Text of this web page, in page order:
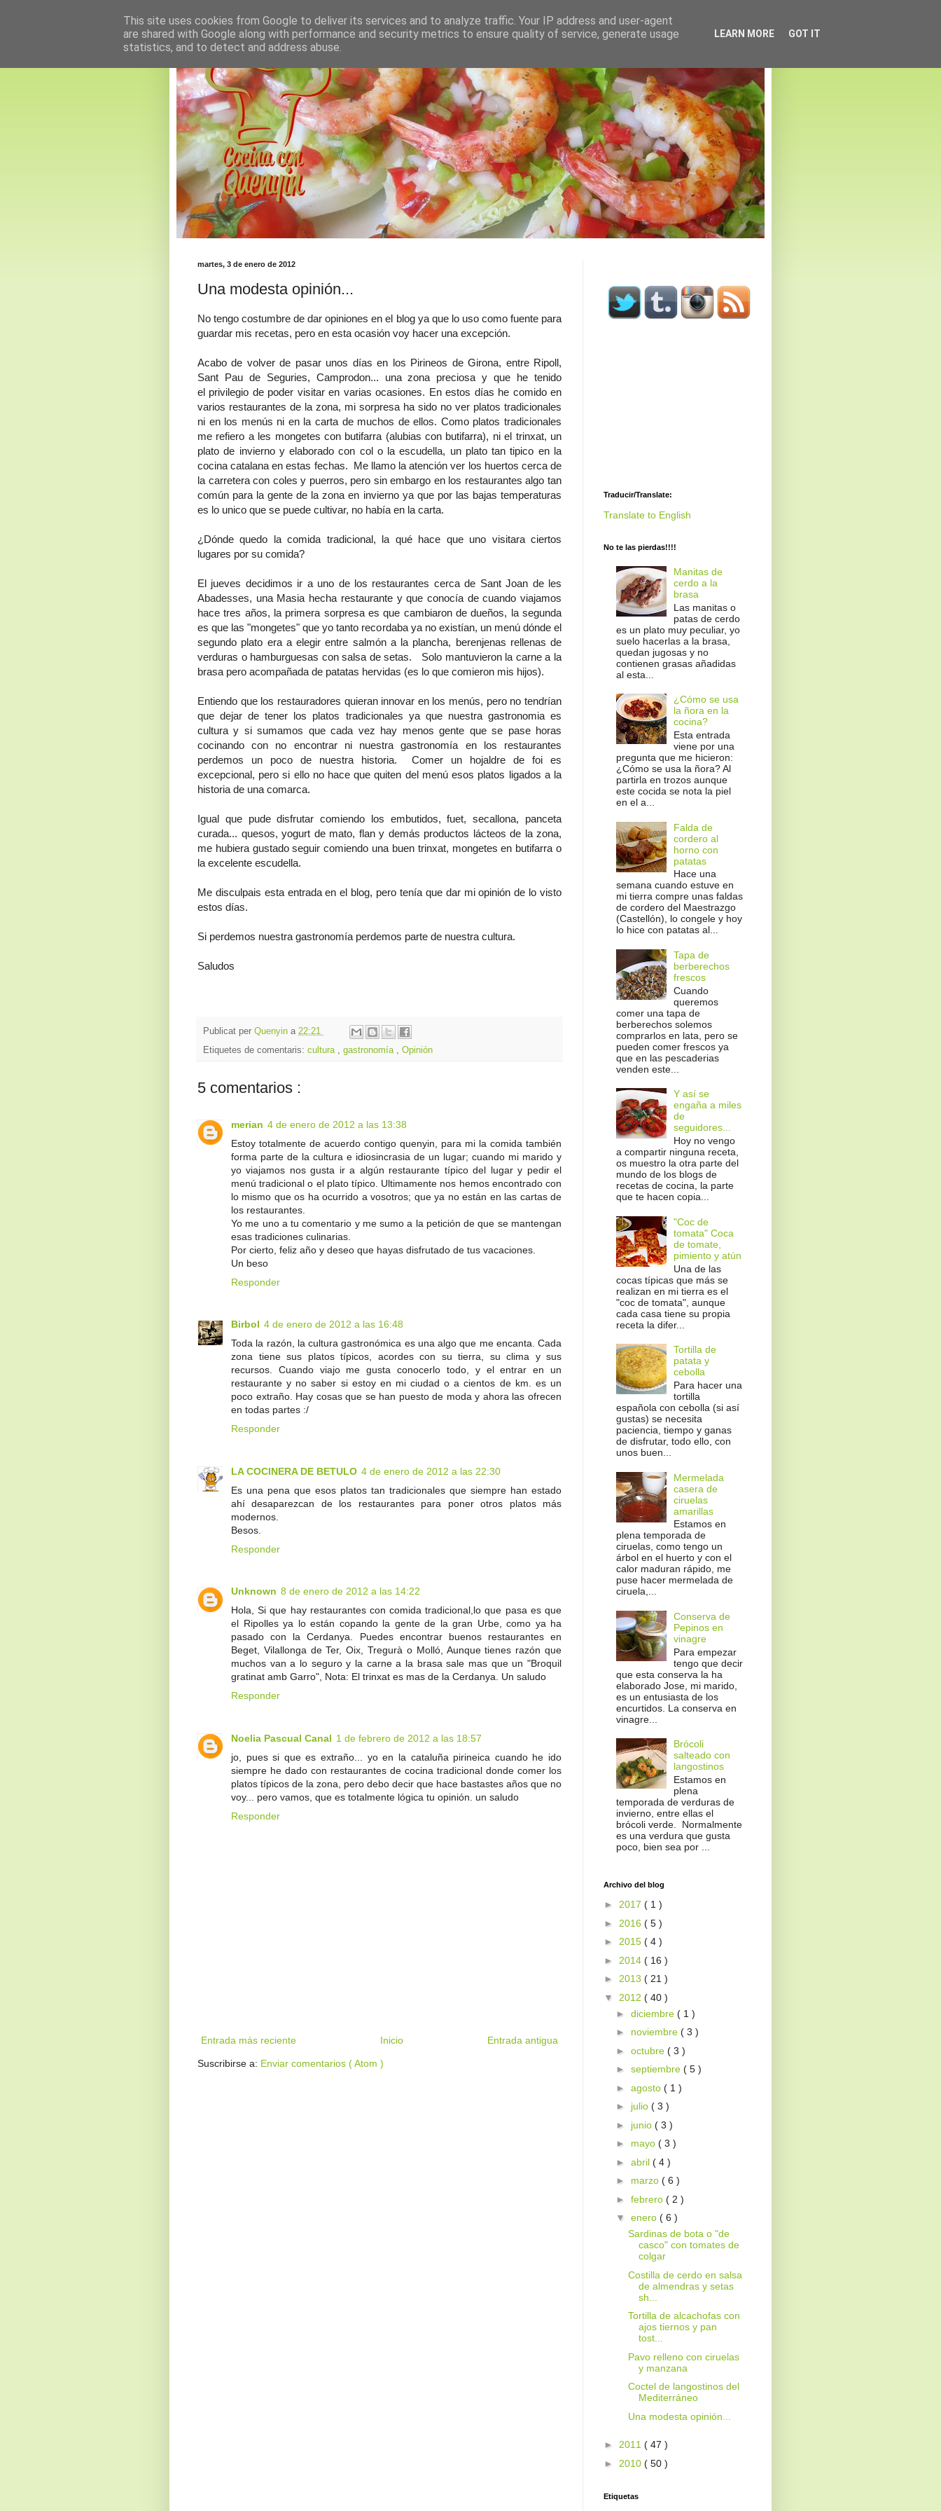
martes, 3 de enero de 2012
Una modesta opinión...
No tengo costumbre de dar opiniones en el blog ya que lo uso como fuente para
guardar mis recetas, pero en esta ocasión voy hacer una excepción.
Acabo de volver de pasar unos días en los Pirineos de Girona, entre Ripoll,
Sant Pau de Seguries, Camprodon... una zona preciosa y que he tenido
el privilegio de poder visitar en varias ocasiones. En estos días he comido en
varios restaurantes de la zona, mi sorpresa ha sido no ver platos tradicionales
ni en los menús ni en la carta de muchos de ellos. Como platos tradicionales
me refiero a les mongetes con butifarra (alubias con butifarra), ni el trinxat, un
plato de invierno y elaborado con col o la escudella, un plato tan tipico en la
cocina catalana en estas fechas. Me llamo la atención ver los huertos cerca de
la carretera con coles y puerros, pero sin embargo en los restaurantes algo tan
común para la gente de la zona en invierno ya que por las bajas temperaturas
es lo unico que se puede cultivar, no había en la carta.
¿Dónde quedo la comida tradicional, la qué hace que uno visitara ciertos
lugares por su comida?
El jueves decidimos ir a uno de los restaurantes cerca de Sant Joan de les
Abadesses, una Masia hecha restaurante y que conocía de cuando viajamos
hace tres años, la primera sorpresa es que cambiaron de dueños, la segunda
es que las "mongetes" que yo tanto recordaba ya no existían, un menú dónde el
segundo plato era a elegir entre salmón a la plancha, berenjenas rellenas de
verduras o hamburguesas con salsa de setas. Solo mantuvieron la carne a la
brasa pero acompañada de patatas hervidas (es lo que comieron mis hijos).
Entiendo que los restauradores quieran innovar en los menús, pero no tendrían
que dejar de tener los platos tradicionales ya que nuestra gastronomia es
cultura y si sumamos que cada vez hay menos gente que se pase horas
cocinando con no encontrar ni nuestra gastronomía en los restaurantes
perdemos un poco de nuestra historia. Comer un hojaldre de foi es
excepcional, pero si ello no hace que quiten del menú esos platos ligados a la
historia de una comarca.
Igual que pude disfrutar comiendo los embutidos, fuet, secallona, panceta
curada... quesos, yogurt de mato, flan y demás productos lácteos de la zona,
me hubiera gustado seguir comiendo una buen trinxat, mongetes en butifarra o
la excelente escudella.
Me disculpais esta entrada en el blog, pero tenía que dar mi opinión de lo visto
estos días.
Si perdemos nuestra gastronomía perdemos parte de nuestra cultura.
Saludos
Publicat per Quenyin a 22:21
Etiquetes de comentaris: cultura gastronomía Opinión
5 comentarios :
merian 4 de enero de 2012 a las 13:38
Estoy totalmente de acuerdo contigo quenyin, para mi la comida también
forma parte de la cultura e idiosincrasia de un lugar; cuando mi marido y
yo viajamos nos gusta ir a algún restaurante típico del lugar y pedir el
menú tradicional o el plato típico. Ultimamente nos hemos encontrado con
lo mismo que os ha ocurrido a vosotros; que ya no están en las cartas de
los restaurantes.
Yo me uno a tu comentario y me sumo a la petición de que se mantengan
esas tradiciones culinarias.
Por cierto, feliz año y deseo que hayas disfrutado de tus vacaciones.
Un beso
Responder
Birbol 4 de enero de 2012 a las 16:48
Toda la razón, la cultura gastronómica es una algo que me encanta. Cada
zona tiene sus platos típicos, acordes con su tierra, su clima y sus
recursos. Cuando viajo me gusta conocerlo todo, y el entrar en un
restaurante y no saber si estoy en mi ciudad o a cientos de km. es un
poco extraño. Hay cosas que se han puesto de moda y ahora las ofrecen
en todas partes :/
Responder
LA COCINERA DE BETULO 4 de enero de 2012 a las 22:30
Es una pena que esos platos tan tradicionales que siempre han estado
ahí desaparezcan de los restaurantes para poner otros platos más
modernos.
Besos.
Responder
Unknown 8 de enero de 2012 a las 14:22
Hola, Si que hay restaurantes con comida tradicional,lo que pasa es que
el Ripolles ya lo están copando la gente de la gran Urbe, como ya ha
pasado con la Cerdanya. Puedes encontrar buenos restaurantes en
Beget, Vilallonga de Ter, Oix, Tregurà o Molló, Aunque tienes razón que
muchos van a lo seguro y la carne a la brasa sale mas que un "Broquil
gratinat amb Garro", Nota: El trinxat es mas de la Cerdanya. Un saludo
Responder
Noelia Pascual Canal 1 de febrero de 2012 a las 18:57
jo, pues si que es extraño... yo en la cataluña pirineica cuando he ido
siempre he dado con restaurantes de cocina tradicional donde comer los
platos típicos de la zona, pero debo decir que hace bastastes años que no
voy... pero vamos, que es totalmente lógica tu opinión. un saludo
Responder
Entrada más reciente Entrada antigua
Inicio
Suscribirse a: Enviar comentarios ( Atom )
Traducir/Translate:
Translate to English
No te las pierdas!!!!
Manitas de
cerdo a la
brasa
Las manitas o
patas de cerdo
es un plato muy peculiar, yo
suelo hacerlas a la brasa,
quedan jugosas y no
contienen grasas añadidas
al esta...
¿Cómo se usa
la ñora en la
cocina?
Esta entrada
viene por una
pregunta que me hicieron:
¿Cómo se usa la ñora? Al
partirla en trozos aunque
este cocida se nota la piel
en el a...
Falda de
cordero al
horno con
patatas
Hace una
semana cuando estuve en
mi tierra compre unas faldas
de cordero del Maestrazgo
(Castellón), lo congele y hoy
lo hice con patatas al...
Tapa de
berberechos
frescos
Cuando
queremos
comer una tapa de
berberechos solemos
comprarlos en lata, pero se
pueden comer frescos ya
que en las pescaderias
venden este...
Y así se
engaña a miles
de
seguidores...
Hoy no vengo
a compartir ninguna receta,
os muestro la otra parte del
mundo de los blogs de
recetas de cocina, la parte
que te hacen copia...
"Coc de
tomata" Coca
de tomate,
pimiento y atún
Una de las
cocas típicas que más se
realizan en mi tierra es el
"coc de tomata", aunque
cada casa tiene su propia
receta la difer...
Tortilla de
patata y
cebolla
Para hacer una
tortilla
española con cebolla (si así
gustas) se necesita
paciencia, tiempo y ganas
de disfrutar, todo ello, con
unos buen...
Mermelada
casera de
ciruelas
amarillas
Estamos en
plena temporada de
ciruelas, como tengo un
árbol en el huerto y con el
calor maduran rápido, me
puse hacer mermelada de
ciruela,...
Conserva de
Pepinos en
vinagre
Para empezar
tengo que decir
que esta conserva la ha
elaborado Jose, mi marido,
es un entusiasta de los
encurtidos. La conserva en
vinagre...
Brócoli
salteado con
langostinos
Estamos en
plena
temporada de verduras de
invierno, entre ellas el
brócoli verde. Normalmente
es una verdura que gusta
poco, bien sea por ...
Archivo del blog
► 2017 ( 1 )
► 2016 ( 5 )
► 2015 ( 4 )
► 2014 ( 16 )
► 2013 ( 21 )
▼ 2012 ( 40 )
► diciembre ( 1 )
► noviembre ( 3 )
► octubre ( 3 )
► septiembre ( 5 )
► agosto ( 1 )
► julio ( 3 )
► junio ( 3 )
► mayo ( 3 )
► abril ( 4 )
► marzo ( 6 )
► febrero ( 2 )
▼ enero ( 6 )
Sardinas de bota o "de
casco" con tomates de
colgar
Costilla de cerdo en salsa
de almendras y setas
sh...
Tortilla de alcachofas con
ajos tiernos y pan
tost...
Pavo relleno con ciruelas
y manzana
Coctel de langostinos del
Mediterráneo
Una modesta opinión...
► 2011 ( 47 )
► 2010 ( 50 )
Etiquetas
This site uses cookies from Google to deliver its services and to analyze traffic. Your IP address and user-agent
are shared with Google along with performance and security metrics to ensure quality of service, generate usage
statistics, and to detect and address abuse.
LEARN MORE GOT IT